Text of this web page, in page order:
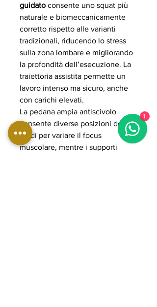
guidato consente uno squat più
naturale e biomeccanicamente
corretto rispetto alle varianti
tradizionali, riducendo lo stress
sulla zona lombare e migliorando
la profondità dell’esecuzione. La
traiettoria assistita permette un
lavoro intenso ma sicuro, anche
con carichi elevati.
La pedana ampia antiscivolo
consente diverse posizioni dei
piedi per variare il focus
muscolare, mentre i supporti
1